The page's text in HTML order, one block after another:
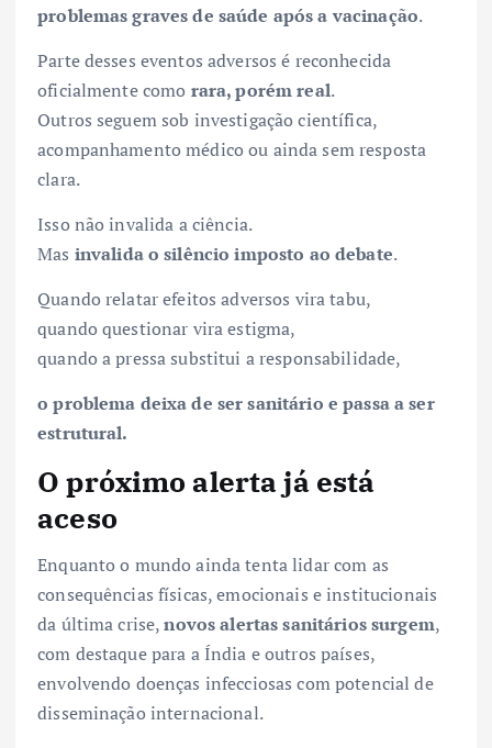
problemas graves de saúde após a vacinação.
Parte desses eventos adversos é reconhecida
oficialmente como rara, porém real.
Outros seguem sob investigação científica,
acompanhamento médico ou ainda sem resposta
clara.
Isso não invalida a ciência.
Mas invalida o silêncio imposto ao debate.
Quando relatar efeitos adversos vira tabu,
quando questionar vira estigma,
quando a pressa substitui a responsabilidade,
o problema deixa de ser sanitário e passa a ser
estrutural.
O próximo alerta já está
aceso
Enquanto o mundo ainda tenta lidar com as
consequências físicas, emocionais e institucionais
da última crise,novos alertas sanitários surgem,
com destaque para a Índia e outros países,
envolvendo doenças infecciosas com potencial de
disseminação internacional.